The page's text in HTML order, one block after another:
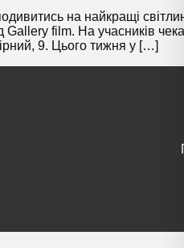
на найкращі
Gallery film. На учасників
9. Цього тижня у […]